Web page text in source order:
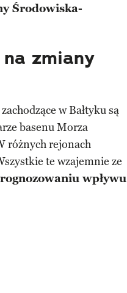
Środowiska-
zmiany
w Bałtyku są
basenu Morza
różnych rejonach
te wzajemnie ze
wpływu